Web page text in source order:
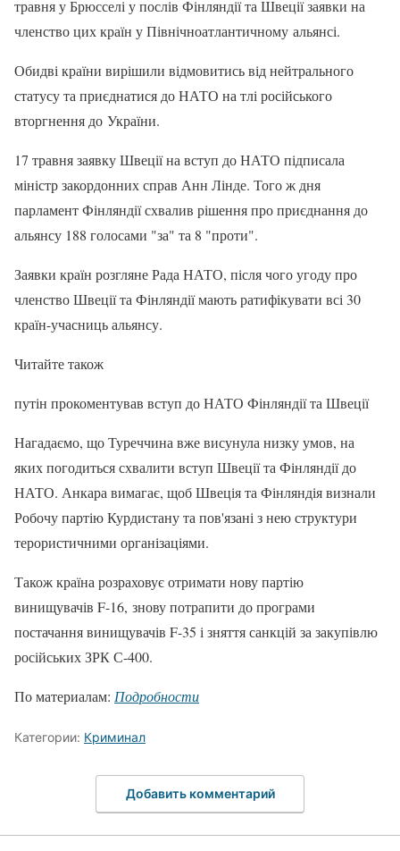
травня у Брюсселі у послів Фінляндії та Швеції заявки на
членство цих країн у Північноатлантичному альянсі.
Обидві країни вирішили відмовитись від нейтрального
статусу та приєднатися до НАТО на тлі російського
вторгнення до України.
17 травня заявку Швеції на вступ до НАТО підписала
міністр закордонних справ Анн Лінде. Того ж дня
парламент Фінляндії схвалив рішення про приєднання до
альянсу 188 голосами "за" та 8 "проти".
Заявки країн розгляне Рада НАТО, після чого угоду про
членство Швеції та Фінляндії мають ратифікувати всі 30
країн-учасниць альянсу.
Читайте також
путін прокоментував вступ до НАТО Фінляндії та Швеції
Нагадаємо, що Туреччина вже висунула низку умов, на
яких погодиться схвалити вступ Швеції та Фінляндії до
НАТО. Анкара вимагає, щоб Швеція та Фінляндія визнали
Робочу партію Курдистану та пов'язані з нею структури
терористичними організаціями.
Також країна розраховує отримати нову партію
винищувачів F-16, знову потрапити до програми
постачання винищувачів F-35 і зняття санкцій за закупівлю
російських ЗРК С-400.
По материалам: Подробности
Категории: Криминал
Добавить комментарий